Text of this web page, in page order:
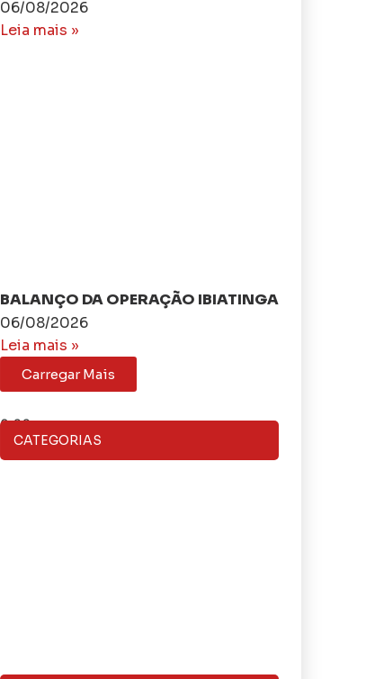
06/08/2026
Leia mais »
BALANÇO DA OPERAÇÃO IBIATINGA
06/08/2026
Leia mais »
Carregar Mais
CATEGORIAS